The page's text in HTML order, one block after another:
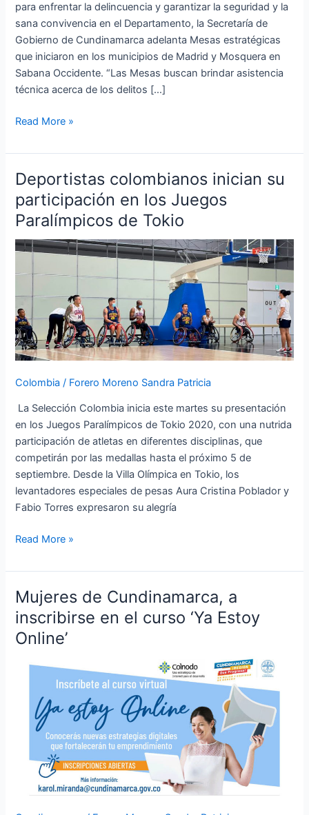
para enfrentar la delincuencia y garantizar la seguridad y la
sana convivencia en el Departamento, la Secretaría de
Gobierno de Cundinamarca adelanta Mesas estratégicas
que iniciaron en los municipios de Madrid y Mosquera en
Sabana Occidente. “Las Mesas buscan brindar asistencia
técnica acerca de los delitos […]
Read More »
Deportistas colombianos inician su
participación en los Juegos
Paralímpicos de Tokio
Colombia / Forero Moreno Sandra Patricia
La Selección Colombia inicia este martes su presentación
en los Juegos Paralímpicos de Tokio 2020, con una nutrida
participación de atletas en diferentes disciplinas, que
competirán por las medallas hasta el próximo 5 de
septiembre. Desde la Villa Olímpica en Tokio, los
levantadores especiales de pesas Aura Cristina Poblador y
Fabio Torres expresaron su alegría
Deportistas
colombianos
inician
su
participación
los
Paralímpicos
de
Tokio
Read More »
Mujeres de Cundinamarca, a
inscribirse en el curso ‘Ya Estoy
Online’
Mujeres
de
Cundinamarca,
a
curso
Online’